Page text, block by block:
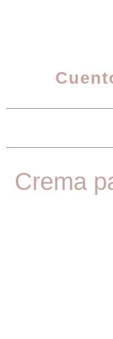
Crema